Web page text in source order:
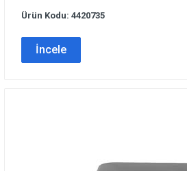
Ürün Kodu: 4420735
İncele